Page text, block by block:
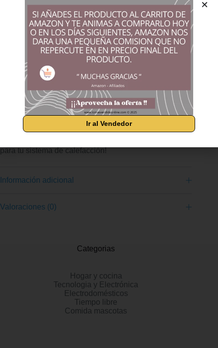
Comprar los productos más vendidos en tiendas online
100% MADERA NATURAL: Sin aditivos ni productos químicos,
asegura una combustión eficiente y segura. ALTA EFICIENCIA
ENERGÉTICA: Cada kilogramo ofrece 4,6 kWh, maximizando
el poder calorífico y el ahorro. BAJO RESIDUO DE CENIZAS:
Con solo un 0,7% de cenizas, reduce significativamente el
mantenimiento. FORMATO EN SACO DE 15 KILOS:
Su tamaño práctico facilita el transporte, manejo y
almacenamiento, adaptándose perfectamente a cualquier
espacio disponible. RENDIMIENTO CONSISTENTE Y
FIABLE: Diseñados para ofrecer un calor constante y duradero
en cada uso, optimizando el funcionamiento de tu sistema de
calefacción. ¡Disfruta de la comodidad y el rendimiento
para tu sistema de calefacción!
Información adicional
Valoraciones (0)
Categorias
Hogar y cocina
Tecnologia y Electrónica
Electrodomésticos
Tiempo libre
Comida mascotas
Ir al Vendedor